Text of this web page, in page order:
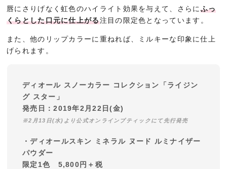
唇にさりげなく虹色のハイライト効果を与えて、さらに ふっ
くらとした口元に仕上がる注目の限定色となっています。
また、他のリップカラーに重ねれば、ミルキーな印象に仕上
げられます。
ディオール スノーカラー コレクション「ライジン
グ スター」
発売日：2019年2月22日(金)
※2月13日(水)より公式オンラインブティックにて先行発売
・ディオールスキン ミネラル ヌード ルミナイザー
パウダー
限定1色 5,800円＋税